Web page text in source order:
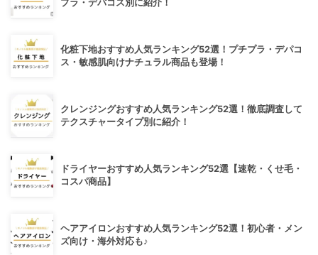
プラ・デパコス別に紹介！
化粧下地おすすめ人気ランキング52選！プチプラ・デパコ
ス・敏感肌向けナチュラル商品も登場！
クレンジングおすすめ人気ランキング52選！徹底調査して
テクスチャータイプ別に紹介！
ドライヤーおすすめ人気ランキング52選【速乾・くせ毛・
コスパ商品】
ヘアアイロンおすすめ人気ランキング52選！初心者・メン
ズ向け・海外対応も♪